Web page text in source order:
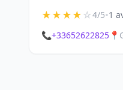
★★★★☆4/5•1
📞+33652622825 📍